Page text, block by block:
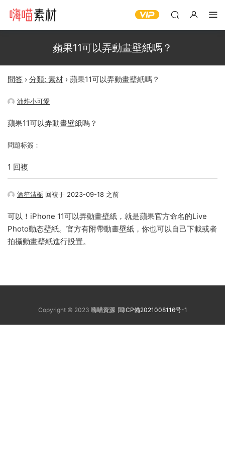
蘋果11可以弄動畫壁紙嗎？
問答 › 分類: 素材 › 蘋果11可以弄動畫壁紙嗎？
油炸小可愛
蘋果11可以弄動畫壁紙嗎？
問題标簽：
1 回複
酒笙清栀 回複于 2023-09-18 之前
可以！iPhone 11可以弄動畫壁紙，就是蘋果官方命名的Live
Photo動态壁紙。官方有附帶動畫壁紙，你也可以自己下載或者
拍攝動畫壁紙進行設置。
Copyright © 2023 嗨喵資源 閩ICP備2021008116号-1